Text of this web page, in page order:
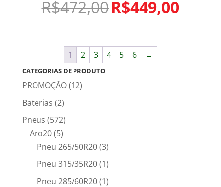
R$472,00R$449,00
1 2 3 4 5 6 →
CATEGORIAS DE PRODUTO
PROMOÇÃO(12)
Baterias (2)
Pneus (572)
Aro20(5)
Pneu 265/50R20(3)
Pneu 315/35R20(1)
Pneu 285/60R20(1)